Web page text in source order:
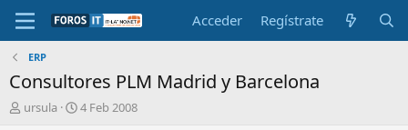
Acceder Regístrate
ERP
Consultores PLM Madrid y Barcelona
Iursula
F
4 Feb 2008